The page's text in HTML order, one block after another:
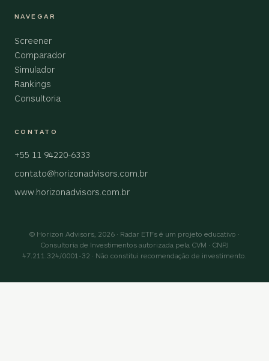
NAVEGAR
Screener
Comparador
Simulador
Rankings
Consultoria
CONTATO
+55 11 94220-6333
contato@horizonadvisors.com.br
www.horizonadvisors.com.br
© Horizon Advisors, 2026 · Radar ETFs é um projeto educativo ·
Consultoria de Investimentos autorizada pela CVM · CNPJ
47.211.324/0001-32 · Não constitui recomendação de investimento.